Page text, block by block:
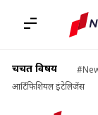
चर्चित विषय
आर्टिफिशियल इंटेलिजेंस